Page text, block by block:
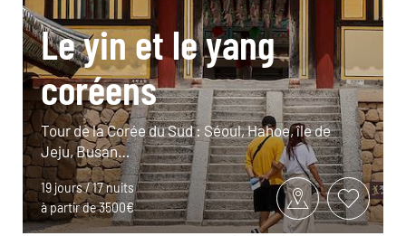
Le yin et le yang
coréens
Tour de la Corée du Sud : Séoul, Hahoe, île de
Jeju, Busan…
19 jours / 17 nuits
à partir de 3500€